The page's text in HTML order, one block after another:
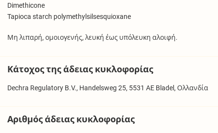
Dimethicone
Tapioca starch polymethylsilsesquioxane
Μη λιπαρή, ομοιογενής, λευκή έως υπόλευκη αλοιφή.
Κάτοχος της άδειας κυκλοφορίας
Dechra Regulatory B.V., Handelsweg 25, 5531 AE Bladel, Ολλανδία
Αριθμός άδειας κυκλοφορίας